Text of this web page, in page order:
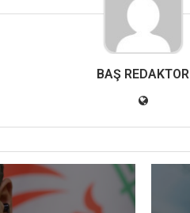
BAŞ REDAKTOR